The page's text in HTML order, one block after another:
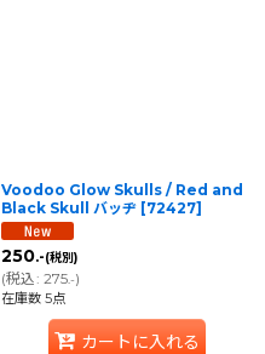
Voodoo Glow Skulls / Red and
Black Skull バッヂ [72427]
250.-(税別)
(税込: 275.-)
在庫数 5点
カートに入れる